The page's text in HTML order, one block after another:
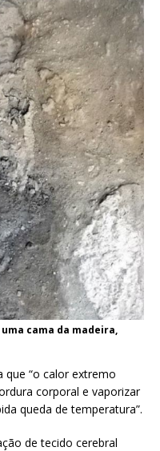
cama da madeira,
que “o calor extremo
corporal e vaporizar
queda de temperatura”.
de tecido cerebral